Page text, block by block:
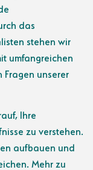
das
stehen wir
umfangreichen
unserer
Ihre
zu verstehen.
aufbauen und
Mehr zu